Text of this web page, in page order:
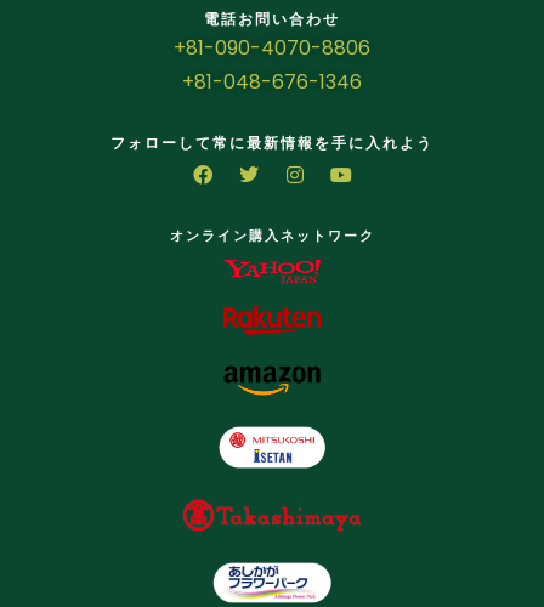
電話お問い合わせ
+81-090-4070-8806
+81-048-676-1346
フォローして常に最新情報を手に入れよう
オンライン購入ネットワーク